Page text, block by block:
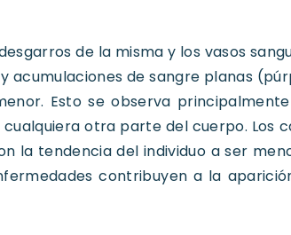
de la misma y los vasos
de sangre planas
Esto se observa
otra parte del cuerpo. Los
la tendencia del individuo a ser
contribuyen a la